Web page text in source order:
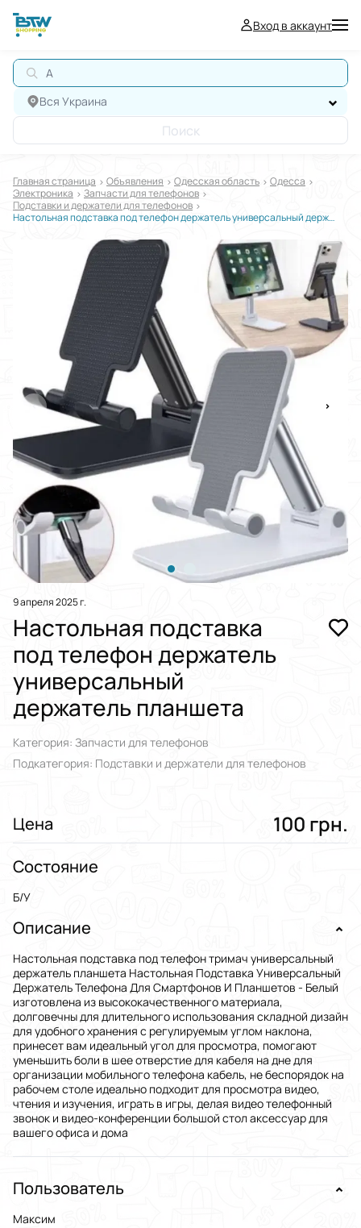
Вход в аккаунт
АВТ
Вся Украина
Поиск
Главная страница Oбъявления Одесская область
Одесса
Электроника
Запчасти для телефонов
Подставки и держатели для телефонов
Настольная подставка под телефон держатель универсальный держатель планшета
9 апреля 2025 г.
Настольная подставка
под телефон держатель
универсальный
держатель планшета
Категория: Запчасти для телефонов
Подкатегория: Подставки и держатели для телефонов
Цена 100 грн.
Состояние
Б/У
Описание
Настольная подставка под телефон тримач универсальный
держатель планшета Настольная Подставка Универсальный
Держатель Телефона Для Смартфонов И Планшетов - Белый
изготовлена из высококачественного материала,
долговечны для длительного использования складной дизайн
для удобного хранения с регулируемым углом наклона,
принесет вам идеальный угол для просмотра, помогают
уменьшить боли в шее отверстие для кабеля на дне для
организации мобильного телефона кабель, не беспорядок на
рабочем столе идеально подходит для просмотра видео,
чтения и изучения, играть в игры, делая видео телефонный
звонок и видео-конференции большой стол аксессуар для
вашего офиса и дома
Пользователь
Максим